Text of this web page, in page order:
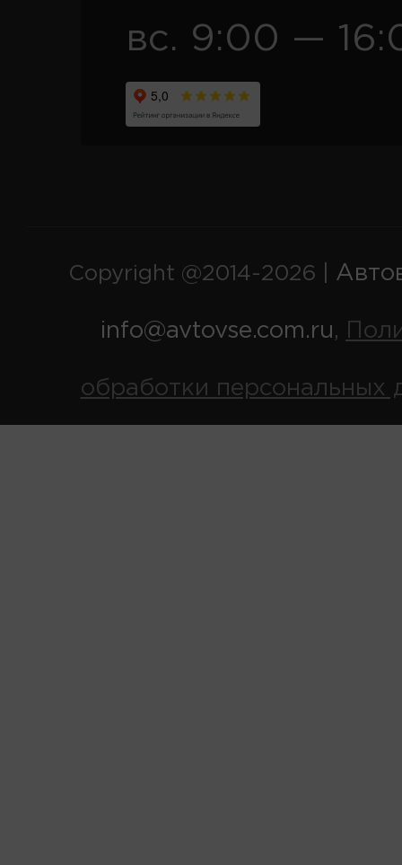
вс. 9:00 —
Copyright @2014-2026 |
info@avtovse.com.ru,
обработки персональных